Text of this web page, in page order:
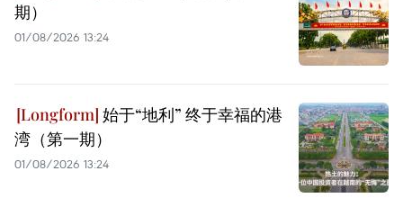
期）
01/08/2026 13:24
始于“地利” 终于幸福的港
湾（第一期）
01/08/2026 13:24